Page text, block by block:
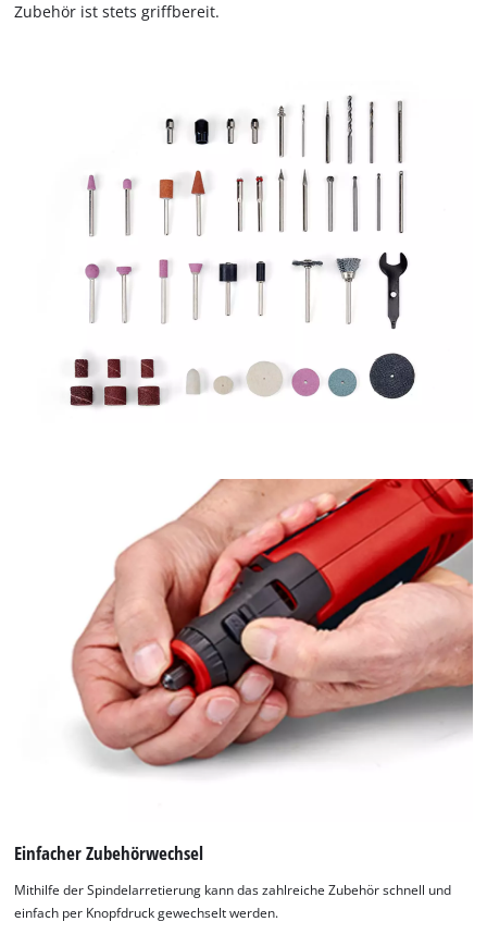
Zubehör ist stets griffbereit.
Einfacher Zubehörwechsel
Mithilfe der Spindelarretierung kann das zahlreiche Zubehör schnell und
einfach per Knopfdruck gewechselt werden.